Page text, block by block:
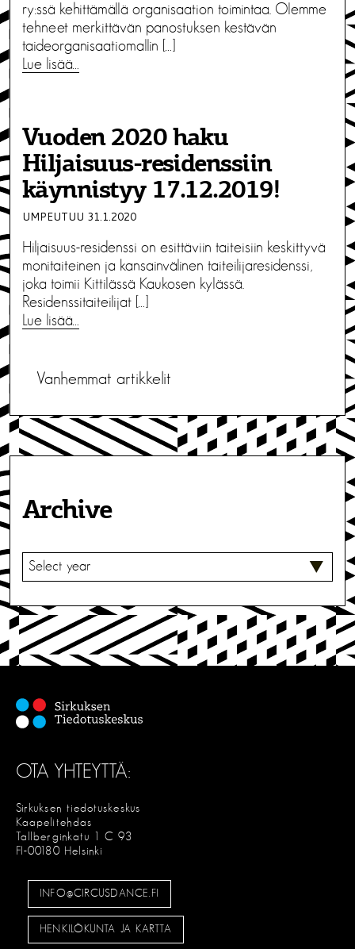
ry:ssä kehittämällä organisaation toimintaa. Olemme
tehneet merkittävän panostuksen kestävän
taideorganisaatiomallin […]
Lue lisää…
Vuoden 2020 haku
Hiljaisuus-residenssiin
käynnistyy 17.12.2019!
UMPEUTUU 31.1.2020
Hiljaisuus-residenssi on esittäviin taiteisiin keskittyvä
monitaiteinen ja kansainvälinen taiteilijaresidenssi,
joka toimii Kittilässä Kaukosen kylässä.
Residenssitaiteilijat […]
Lue lisää…
A
r
t
k
e
l
i
e
n
s
e
a
u
s
Vanhemmat artikkelit
Archive
V
I
T
S
E
OTA YHTEYTTÄ:
Sirkuksen tiedotuskeskus
Kaapelitehdas
Tallberginkatu 1 C 93
FI-00180 Helsinki
INFO@CIRCUSDANCE.FI
HENKILÖKUNTA JA KARTTA